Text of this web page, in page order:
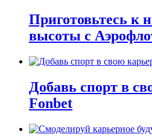
Приготовьтесь к
высоты с
Добавь спорт в
Fonbet